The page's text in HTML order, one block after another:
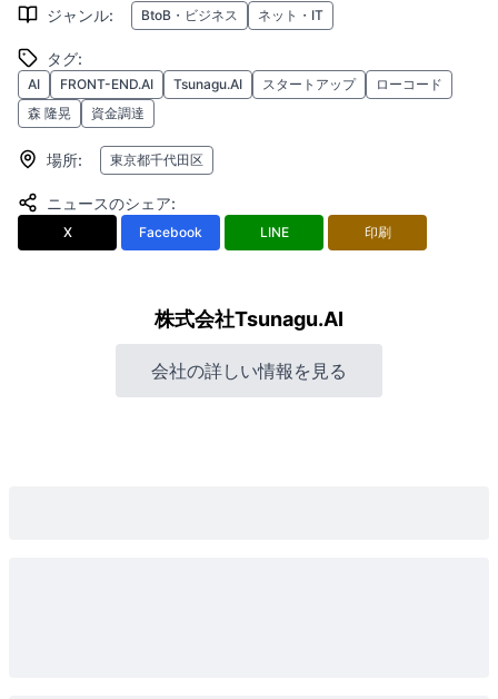
ジャンル: BtoB・ビジネス ネット・IT
タグ:
AI FRONT-END.AI Tsunagu.AI スタートアップ
ローコード
森 隆晃
資金調達
場所: 東京都千代田区
ニュースのシェア:
X Facebook LINE 印刷
株式会社Tsunagu.AI
会社の詳しい情報を見る